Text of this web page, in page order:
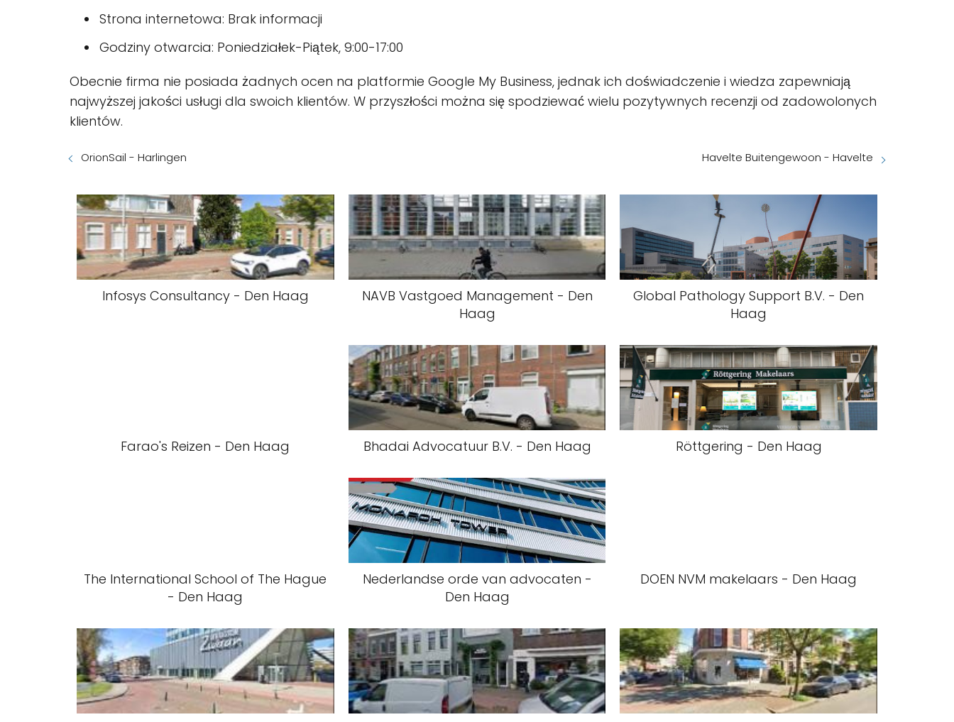
Strona internetowa: Brak informacji
Godziny otwarcia: Poniedziałek-Piątek, 9:00-17:00
Obecnie firma nie posiada żadnych ocen na platformie Google My Business, jednak ich doświadczenie i wiedza zapewniają
najwyższej jakości usługi dla swoich klientów. W przyszłości można się spodziewać wielu pozytywnych recenzji od zadowolonych
klientów.
OrionSail - Harlingen Havelte Buitengewoon - Havelte
Infosys Consultancy - Den Haag
NAVB Vastgoed Management - Den
Haag
Global Pathology Support B.V. - Den
Haag
Farao's Reizen - Den Haag Bhadai Advocatuur B.V. - Den Haag Röttgering - Den Haag
The International School of The Hague
- Den Haag
Nederlandse orde van advocaten -
Den Haag
DOEN NVM makelaars - Den Haag